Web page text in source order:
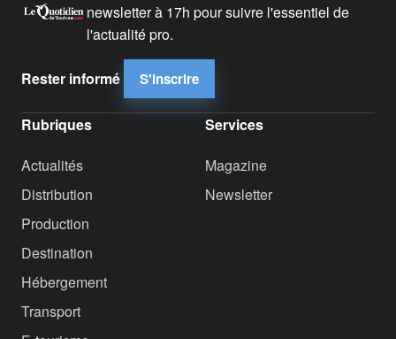
newsletter à 17h pour suivre l'essentiel de
l'actualité pro.
Rester informé S'inscrire
Rubriques
Actualités
Distribution
Production
Destination
Hébergement
Transport
Services
Magazine
Newsletter